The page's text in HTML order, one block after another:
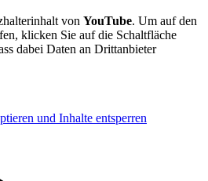
von YouTube. Um auf den
klicken Sie auf die Schaltfläche
dabei Daten an Drittanbieter
und Inhalte entsperren